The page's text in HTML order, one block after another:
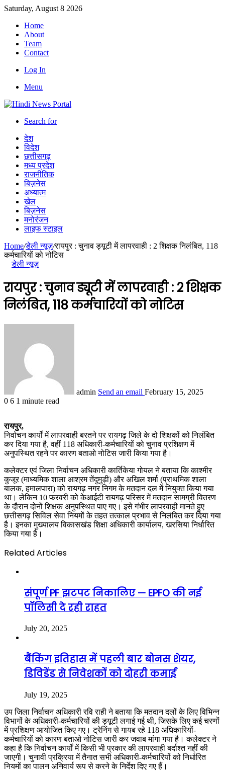
Saturday, August 8 2026
Home
About
Team
Contact
Log In
Menu
Search for
देश
विदेश
छत्तीसगढ़
मध्य प्रदेश
राजनीतिक
बिज़नेस
अध्यात्म
खेल
बिज़नेस
मनोरंजन
लाइफ स्टाइल
Home/डेली न्यूज़/रायपुर : चुनाव ड्यूटी में लापरवाही : 2 शिक्षक निलंबित, 118
कर्मचारियों को नोटिस
डेली न्यूज़
रायपुर : चुनाव ड्यूटी में लापरवाही : 2 शिक्षक
निलंबित, 118 कर्मचारियों को नोटिस
admin Send an email February 15, 2025
0 6 1 minute read
रायपुर,
निर्वाचन कार्यों में लापरवाही बरतने पर रायगढ़ जिले के दो शिक्षकों को निलंबित
कर दिया गया है, वहीं 118 अधिकारी-कर्मचारियों को चुनाव प्रशिक्षण में
अनुपस्थित रहने पर कारण बताओ नोटिस जारी किया गया है।
कलेक्टर एवं जिला निर्वाचन अधिकारी कार्तिकेया गोयल ने बताया कि काश्मीर
कुजूर (माध्यमिक शाला आश्रम तेंदुमुड़ी) और अखिल शर्मा (प्राथमिक शाला
बालक, हमालपारा) को रायगढ़ नगर निगम के मतदान दल में नियुक्त किया गया
था। लेकिन 10 फरवरी को केआईटी रायगढ़ परिसर में मतदान सामग्री वितरण
के दौरान दोनों शिक्षक अनुपस्थित पाए गए। इसे गंभीर लापरवाही मानते हुए
छत्तीसगढ़ सिविल सेवा नियमों के तहत तत्काल प्रभाव से निलंबित कर दिया गया
है। इनका मुख्यालय विकासखंड शिक्षा अधिकारी कार्यालय, खरसिया निर्धारित
किया गया है।
Related Articles
संपूर्ण PF झटपट निकालिए — EPFO की नई
पॉलिसी दे रही राहत
July 20, 2025
बैंकिंग इतिहास में पहली बार बोनस शेयर,
डिविडेंड से निवेशकों को दोहरी कमाई
July 19, 2025
उप जिला निर्वाचन अधिकारी रवि राही ने बताया कि मतदान दलों के लिए विभिन्न
विभागों के अधिकारी-कर्मचारियों की ड्यूटी लगाई गई थी, जिसके लिए कई चरणों
में प्रशिक्षण आयोजित किए गए। ट्रेनिंग से गायब रहे 118 अधिकारियों-
कर्मचारियों को कारण बताओ नोटिस जारी कर जवाब मांगा गया है। कलेक्टर ने
कहा है कि निर्वाचन कार्यों में किसी भी प्रकार की लापरवाही बर्दाश्त नहीं की
जाएगी। चुनावी प्रक्रिया में तैनात सभी अधिकारी-कर्मचारियों को निर्धारित
नियमों का पालन अनिवार्य रूप से करने के निर्देश दिए गए हैं।